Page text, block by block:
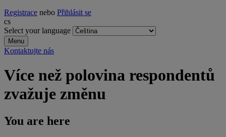
Registrace nebo Přihlásit se
cs
Select your language
Menu
Kontaktujte nás
Více než polovina respondentů
zvažuje změnu
You are here